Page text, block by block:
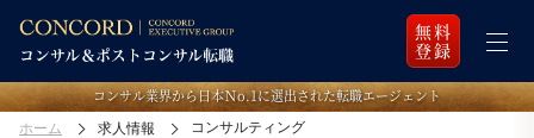
無料
登録
コンサル業界から日本Ｎo.1に選出された転職エージェント
ホーム 求人情報 コンサルティング